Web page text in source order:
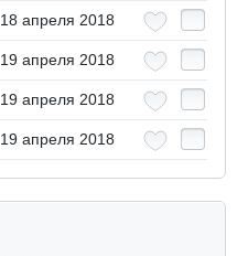
18 апреля 2018
19 апреля 2018
19 апреля 2018
19 апреля 2018